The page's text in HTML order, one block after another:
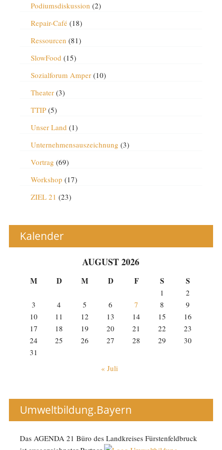
Podiumsdiskussion (2)
Repair-Café(18)
Ressourcen (81)
SlowFood (15)
Sozialforum Amper(10)
Theater(3)
TTIP(5)
Unser Land (1)
Unternehmensauszeichnung (3)
Vortrag (69)
Workshop (17)
ZIEL 21 (23)
Kalender
AUGUST 2026
M D M D F S S
1
2
3
4 5 6 7 8
9
10
11 12 13 14 15
16
17
18 19 20 21 22
23
24
25 26 27 28 29
30
31
« Juli
Umweltbildung.Bayern
Das AGENDA 21 Büro des Landkreises Fürstenfeldbruck